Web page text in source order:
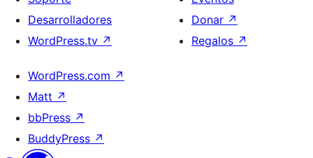
Desarrolladores
WordPress.tv ↗
Donar ↗
Regalos ↗
WordPress.com ↗
Matt ↗
bbPress ↗
BuddyPress ↗